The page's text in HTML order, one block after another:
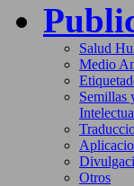
Salud
Medio
Semillas
Otros